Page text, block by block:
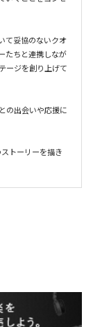
て妥協のないクオ
たちと連携しなが
ージを創り上げて
の出会いや応援に
トーリーを描き